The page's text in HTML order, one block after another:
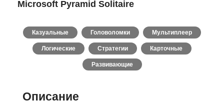
Microsoft Pyramid Solitaire
Казуальные Головоломки Мультиплеер
Логические Стратегии Карточные
Развивающие
Описание